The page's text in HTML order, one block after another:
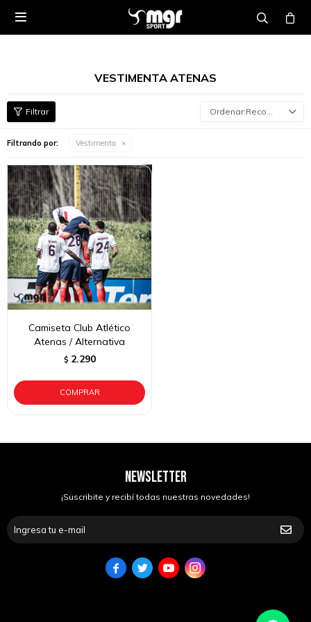

VESTIMENTA ATENAS
Recomendados
Filtrando por: Vestimenta
Camiseta Club Atlético
Atenas / Alternativa
$ 2.290
NEWSLETTER
¡Suscribite y recibí todas nuestras novedades!
   